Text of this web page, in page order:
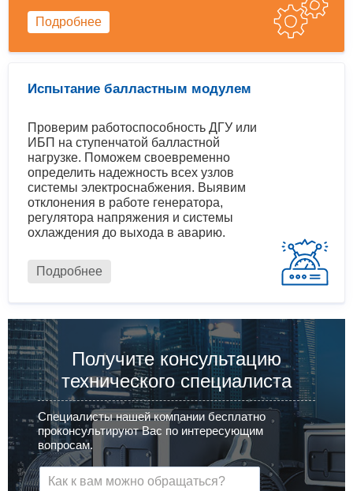
Подробнее
Испытание балластным модулем
Проверим работоспособность ДГУ или
ИБП на ступенчатой балластной
нагрузке. Поможем своевременно
определить надежность всех узлов
системы электроснабжения. Выявим
отклонения в работе генератора,
регулятора напряжения и системы
охлаждения до выхода в аварию.
Подробнее
Получите консультацию
технического специалиста
Специалисты нашей компании бесплатно
проконсультируют Вас по интересующим
вопросам.